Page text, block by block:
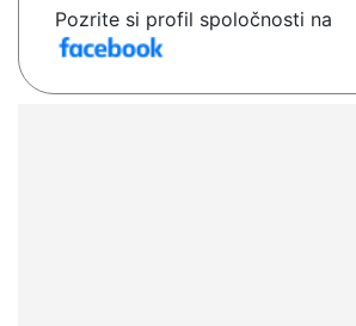
Pozrite si profil spoločnosti na